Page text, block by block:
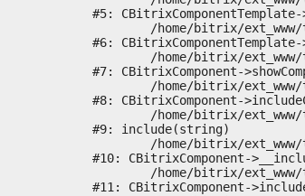
#5: CBitrixComponentTemplate-
#6:
#7: CBitrixComponent-
#8: CBitrixComponent-
#9: include(string)
#10: CBitrixComponent-
#11: CBitrixComponent-